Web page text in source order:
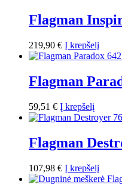
Flagman
219,90 € Į krepšelį
Flagman
59,51 € Į krepšelį
Flagman
107,98 € Į krepšelį